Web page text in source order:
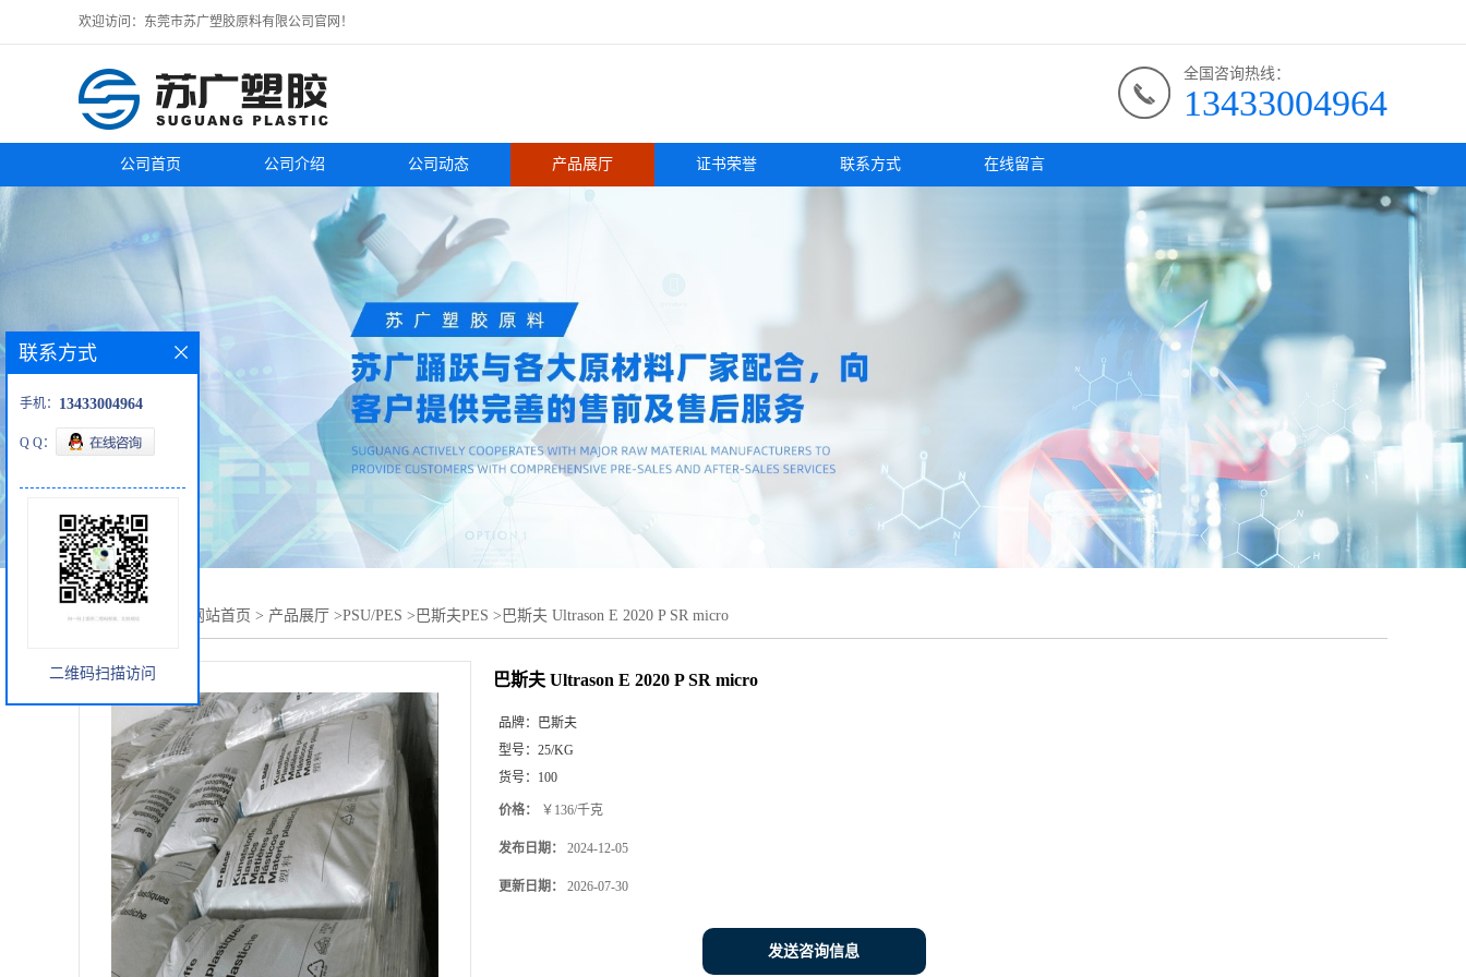
欢迎访问：东莞市苏广塑胶原料有限公司官网！
全国咨询热线：
13433004964
公司首页 公司介绍 公司动态 产品展厅 证书荣誉 联系方式 在线留言
您当前的位置： 网站首页 > 产品展厅 >PSU/PES > 巴斯夫PES > 巴斯夫 Ultrason E 2020 P SR micro
巴斯夫 Ultrason E 2020 P SR micro
品牌：
巴斯夫
型号： 25/KG
货号： 100
价格： ￥136/千克
发布日期： 2024-12-05
更新日期： 2026-07-30
发送咨询信息
联系方式
手机： 13433004964
Q Q：
二维码扫描访问